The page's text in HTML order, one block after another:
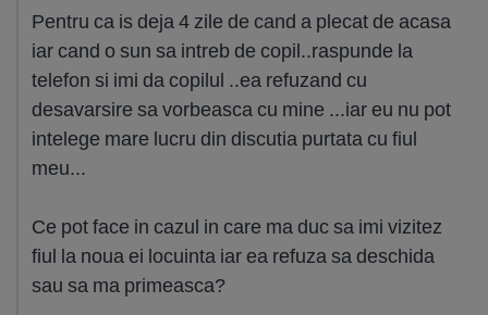
Pentru ca is deja 4 zile de cand a plecat de acasa
iar cand o sun sa intreb de copil..raspunde la
telefon si imi da copilul ..ea refuzand cu
desavarsire sa vorbeasca cu mine ...iar eu nu pot
intelege mare lucru din discutia purtata cu fiul
meu...
Ce pot face in cazul in care ma duc sa imi vizitez
fiul la noua ei locuinta iar ea refuza sa deschida
sau sa ma primeasca?